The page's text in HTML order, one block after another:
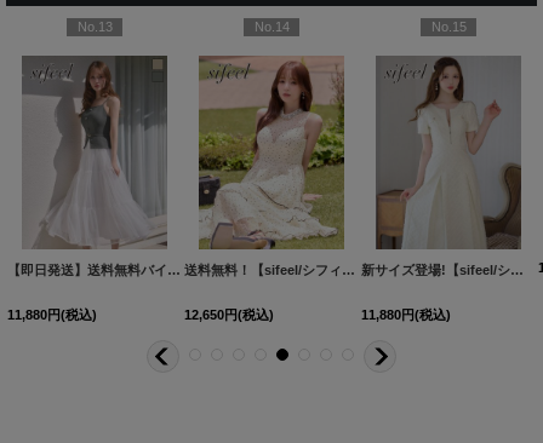
[5777YNdzwvLD-260313-1]
[6017ozYNdzwvLD-260710-1-CC]
[5690YNLD-250809-1 ]
No.13
【即日発送】送料無料バイカラーシアーミディアムワンピース/キャバドレス【S-Lサイズ/2カラー】[OF01]【SB】dzwuLD
11,880円(税込)
No.14
送料無料！【sifeel/シフィール】ドット/シアー/ビジュー/ノースリーブ/アメスリ/ティアード/フレア/ワンピース/ロングドレス/キャバドレス【XS-Lサイズ/1カラー】[OF01]【SB】dzwLD【一部予約商品/8月下旬発送予定】
12,650円(税込)
No.15
新サイズ登場!【sifeel/シフィール】ツイードミディアムドレス/ジップアップ/パール/フレアスカート/背中隠し/キャバドレス【S-XLサイズ/1カラー】[OF01] 【SB】dzj
11,880円(税込)